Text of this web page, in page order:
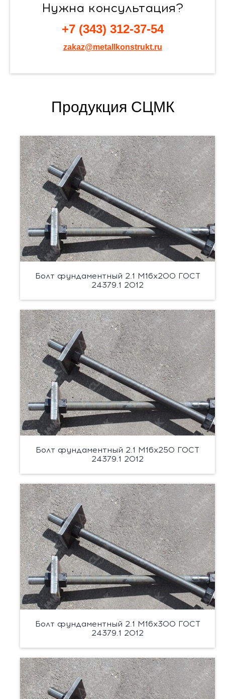
Нужна консультация?
+7 (343) 312-37-54
zakaz@metallkonstrukt.ru
Продукция СЦМК
Болт фундаментный 2.1 М16х200 ГОСТ
24379.1 2012
Болт фундаментный 2.1 М16х250 ГОСТ
24379.1 2012
Болт фундаментный 2.1 М16х300 ГОСТ
24379.1 2012